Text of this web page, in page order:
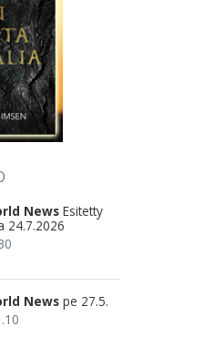
News Esitetty
24.7.2026
News pe 27.5.